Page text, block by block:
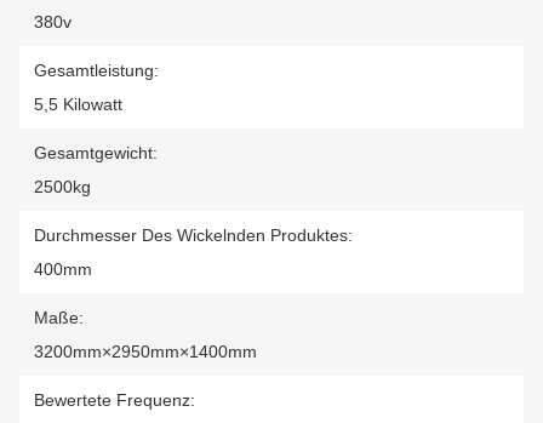
380v
Gesamtleistung:
5,5 Kilowatt
Gesamtgewicht:
2500kg
Durchmesser Des Wickelnden Produktes:
400mm
Maße:
3200mm×2950mm×1400mm
Bewertete Frequenz: